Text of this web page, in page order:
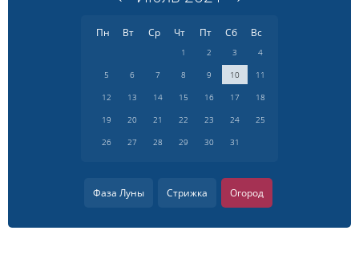
Пн Вт Ср Чт Пт Сб Вс
1 2 3
4
5
6 7 8 9 10
11
12
13 14 15 16 17
18
19
20 21 22 23 24
25
26
27 28 29 30 31
Фаза Луны Стрижка Огород